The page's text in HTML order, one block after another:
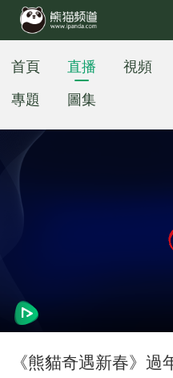
首頁 直播 視頻
專題
圖集
《熊貓奇遇新春》過